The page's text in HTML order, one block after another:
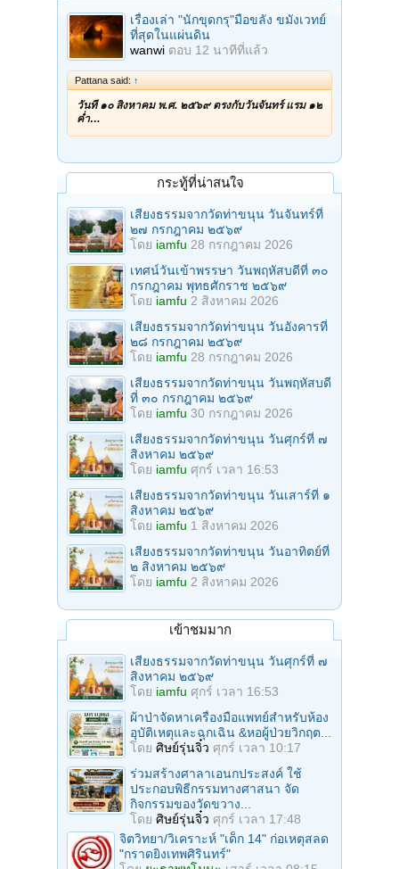
เรื่องเล่า "นักขุดกรุ"มือขลัง ขมังเวทย์
ที่สุดในแผ่นดิน
wanwi ตอบ 12 นาทีที่แล้ว
Pattana said: ↑
วันที่ ๑๐ สิงหาคม พ.ศ. ๒๕๖๙ ตรงกับวันจันทร์ แรม ๑๒
ค่ำ…
กระทู้ที่น่าสนใจ
เสียงธรรมจากวัดท่าขนุน วันจันทร์ที่
๒๗ กรกฎาคม ๒๕๖๙
โดย iamfu 28 กรกฎาคม 2026
เทศน์วันเข้าพรรษา วันพฤหัสบดีที่ ๓๐
กรกฎาคม พุทธศักราช ๒๕๖๙
โดย iamfu 2 สิงหาคม 2026
เสียงธรรมจากวัดท่าขนุน วันอังคารที่
๒๘ กรกฎาคม ๒๕๖๙
โดย iamfu 28 กรกฎาคม 2026
เสียงธรรมจากวัดท่าขนุน วันพฤหัสบดี
ที่ ๓๐ กรกฎาคม ๒๕๖๙
โดย iamfu 30 กรกฎาคม 2026
เสียงธรรมจากวัดท่าขนุน วันศุกร์ที่ ๗
สิงหาคม ๒๕๖๙
โดย iamfu ศุกร์ เวลา 16:53
เสียงธรรมจากวัดท่าขนุน วันเสาร์ที่ ๑
สิงหาคม ๒๕๖๙
โดย iamfu 1 สิงหาคม 2026
เสียงธรรมจากวัดท่าขนุน วันอาทิตย์ที่
๒ สิงหาคม ๒๕๖๙
โดย iamfu 2 สิงหาคม 2026
เข้าชมมาก
เสียงธรรมจากวัดท่าขนุน วันศุกร์ที่ ๗
สิงหาคม ๒๕๖๙
โดย iamfu ศุกร์ เวลา 16:53
ผ้าป่าจัดหาเครื่องมือแพทย์สำหรับห้อง
อุบัติเหตุและฉุกเฉิน &หอผู้ป่วยวิกฤต...
โดย ศิษย์รุ่นจิ๋ว ศุกร์ เวลา 10:17
ร่วมสร้างศาลาเอนกประสงค์ ใช้
ประกอบพิธีกรรมทางศาสนา จัด
กิจกรรมของวัดขวาง...
โดย ศิษย์รุ่นจิ๋ว ศุกร์ เวลา 17:48
จิตวิทยา/วิเคราะห์ "เด็ก 14" ก่อเหตุสลด
"กราดยิงเทพศิรินทร์"